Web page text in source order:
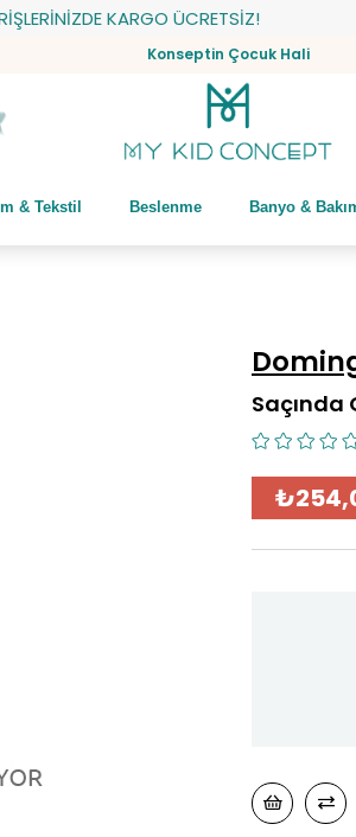
KARGO ÜCRETSİZ!
Konseptin Çocuk Hali
& Tekstil Beslenme Banyo &
Saçında